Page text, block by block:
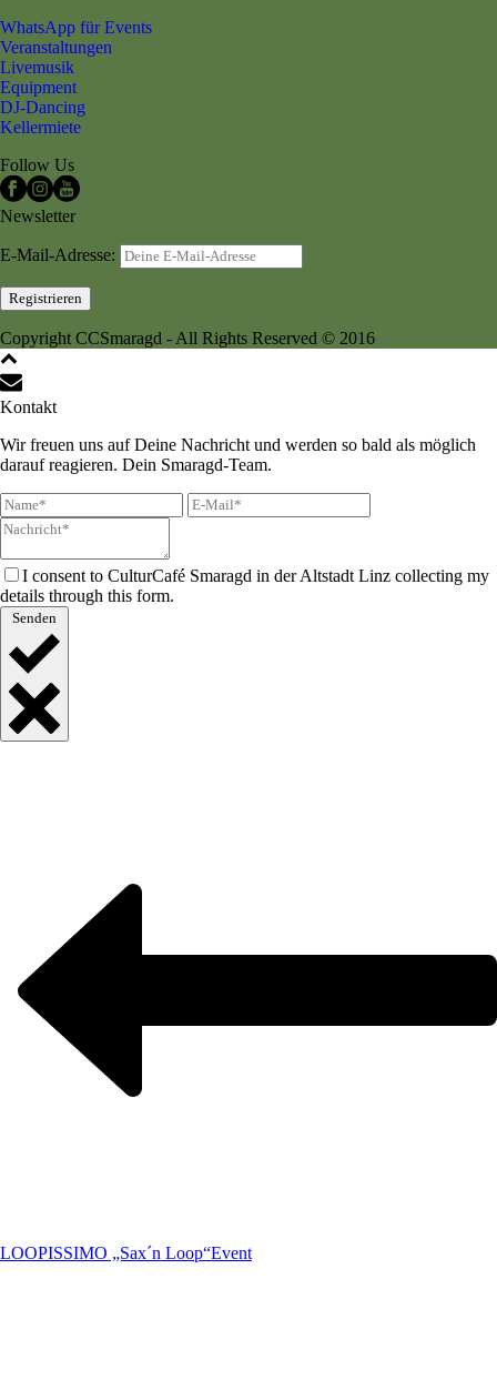
WhatsApp für Events
Veranstaltungen
Livemusik
Equipment
DJ-Dancing
Kellermiete
Follow Us
Newsletter
E-Mail-Adresse:
Copyright CCSmaragd - All Rights Reserved © 2016
Kontakt
Wir freuen uns auf Deine Nachricht und werden so bald als möglich
darauf reagieren. Dein Smaragd-Team.
I consent to CulturCafé Smaragd in der Altstadt Linz collecting my
details through this form.
Senden
LOOPISSIMO „Sax´n Loop“Event